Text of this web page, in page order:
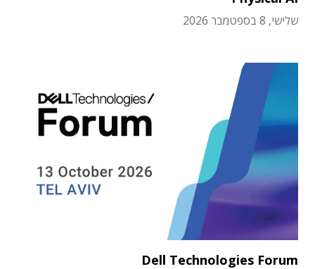
שלישי, 8 בספטמבר 2026
Dell Technologies Forum